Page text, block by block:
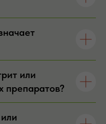
или
препаратов?